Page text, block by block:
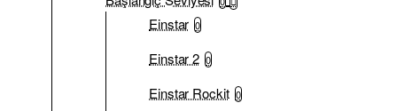
Einstar 0
Einstar 2 0
Einstar Rockit 0